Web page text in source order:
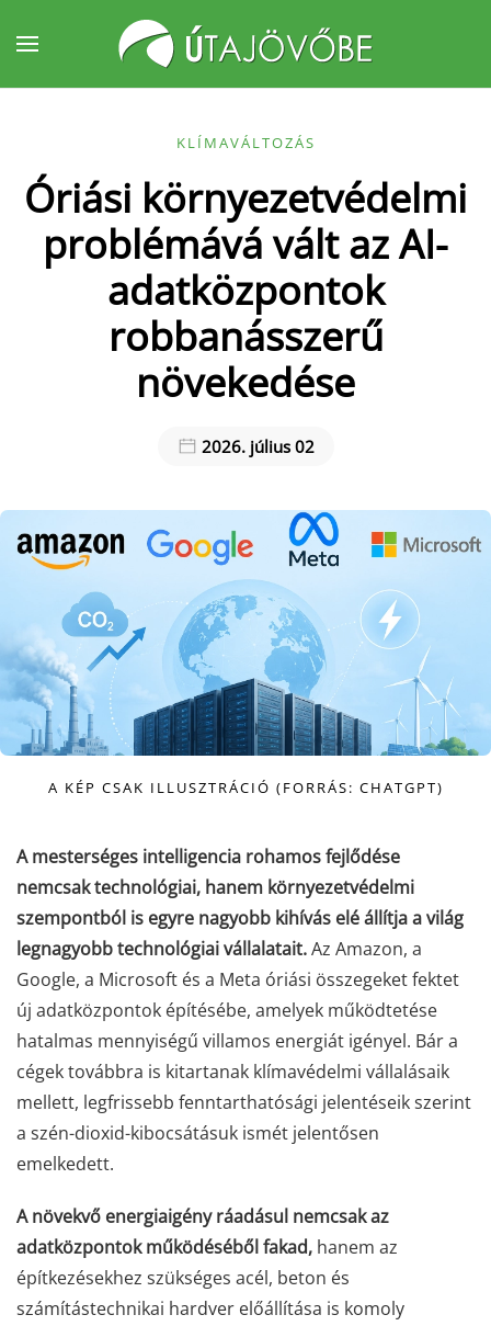
Fő tartalom átugrása
KLÍMAVÁLTOZÁS
Óriási környezetvédelmi
problémává vált az AI-
adatközpontok
robbanásszerű
növekedése
2026. július 02
A KÉP CSAK ILLUSZTRÁCIÓ (FORRÁS: CHATGPT)
A mesterséges intelligencia rohamos fejlődése
nemcsak technológiai, hanem környezetvédelmi
szempontból is egyre nagyobb kihívás elé állítja a világ
legnagyobb technológiai vállalatait.Az Amazon, a
Google, a Microsoft és a Meta óriási összegeket fektet
új adatközpontok építésébe, amelyek működtetése
hatalmas mennyiségű villamos energiát igényel. Bár a
cégek továbbra is kitartanak klímavédelmi vállalásaik
mellett, legfrissebb fenntarthatósági jelentéseik szerint
a szén-dioxid-kibocsátásuk ismét jelentősen
emelkedett.
A növekvő energiaigény ráadásul nemcsak az
adatközpontok működéséből fakad, hanem az
építkezésekhez szükséges acél, beton és
számítástechnikai hardver előállítása is komoly